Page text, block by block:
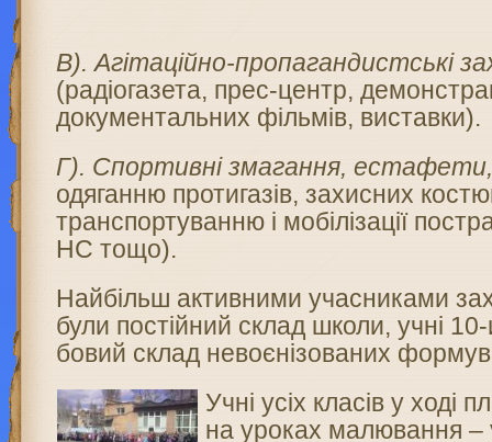
В). Агітаційно-пропаган­дистські
(радіогазета, прес-центр,
документальних фільмів, виставки).
Г). Спортивні змагання,
одя­ганню протигазів, захисних
транспортуван­ню і мобілізації
HC тощо).
Найбільш активними учасниками
були постійний склад школи, учні
бовий склад невоєнізованих
Учні усіх класів у ході
на уроках малювання –